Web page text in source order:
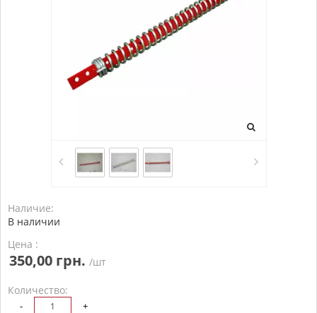
Наличие:
В наличии
Цена :
350,00 грн. /шт
Количество:
- +